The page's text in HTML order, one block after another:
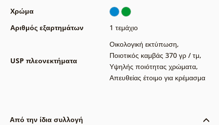
Χρώμα
Αριθμός εξαρτημάτων
1 τεμάχιο
USP πλεονεκτήματα
Οικολογική εκτύπωση,
Ποιοτικός καμβάς 370 γρ / τμ,
Υψηλής ποιότητας χρώματα,
Απευθείας έτοιμο για κρέμασμα
Από την ίδια συλλογή